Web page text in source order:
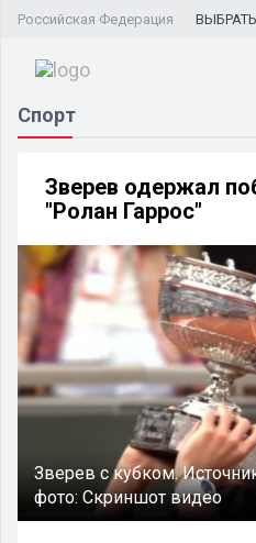
Российская Федерация ВЫБРАТЬ
Спорт
Зверев одержал
"Ролан Гаррос"
Зверев с кубком.
фото: Скриншот видео